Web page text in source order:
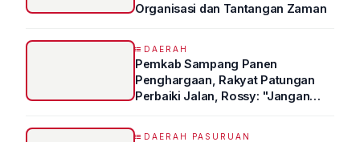
Organisasi dan Tantangan Zaman
DAERAH
Pemkab Sampang Panen
Penghargaan, Rakyat Patungan
Perbaiki Jalan, Rossy: "Jangan
DAERAH PASURUAN